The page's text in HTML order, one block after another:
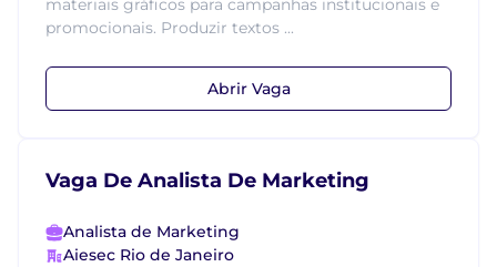
materiais gráficos para campanhas institucionais e
promocionais. Produzir textos ...
Abrir Vaga
Vaga De Analista De Marketing
Analista de Marketing
Aiesec Rio de Janeiro